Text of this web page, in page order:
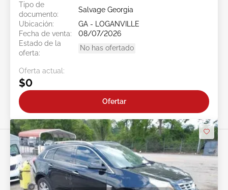
Tipo de
documento:
Salvage Georgia
Ubicación:
GA - LOGANVILLE
Fecha de venta:
08/07/2026
Estado de la
oferta:
No has ofertado
Oferta actual:
$0
Ofertar